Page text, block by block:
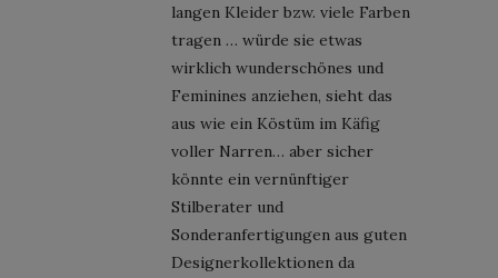
langen Kleider bzw. viele Farben
tragen … würde sie etwas
wirklich wunderschönes und
Feminines anziehen, sieht das
aus wie ein Köstüm im Käfig
voller Narren… aber sicher
könnte ein vernünftiger
Stilberater und
Sonderanfertigungen aus guten
Designerkollektionen da